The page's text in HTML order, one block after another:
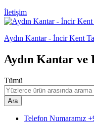
İletişim
Aydın Kantar - İncir Kent
Aydın Kantar ve
Tümü
Ara
Telefon Numaramız